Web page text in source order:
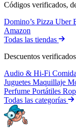
Códigos verificados,
Domino’s Pizza Uber
Amazon
Todas las tiendas
Descuentos
Audio & Hi-Fi
Juguetes Maquillaje
Perfume Portátiles
Todas las categorías